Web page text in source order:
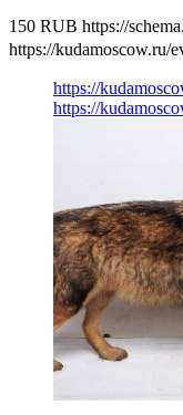
150 RUB https://
https://kudamoscow.ru/
https://
https://